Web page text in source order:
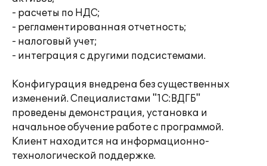
- расчеты по НДС;
- регламентированная отчетность;
- налоговый учет;
- интеграция с другими подсистемами.
Конфигурация внедрена без существенных
изменений. Специалистами "1С:ВДГБ"
проведены демонстрация, установка и
начальное обучение работе с программой.
Клиент находится на информационно-
технологической поддержке.